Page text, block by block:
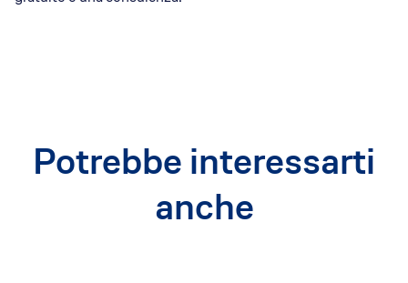
Potrebbe interessarti
anche